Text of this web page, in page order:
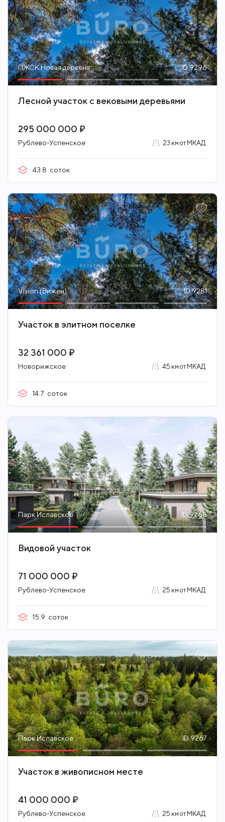
ПЖСК Новая деревня ID 9296
Лесной участок с вековыми деревьями
295 000 000 ₽
Рублево-Успенское 23 км от МКАД
43.8 соток
Vision (Вижен) ID 9281
Участок в элитном поселке
32 361 000 ₽
Новорижское 45 км от МКАД
14.7 соток
Парк Иславское ID 9268
Видовой участок
71 000 000 ₽
Рублево-Успенское 25 км от МКАД
15.9 соток
Парк Иславское ID 9267
Участок в живописном месте
41 000 000 ₽
Рублево-Успенское 25 км от МКАД